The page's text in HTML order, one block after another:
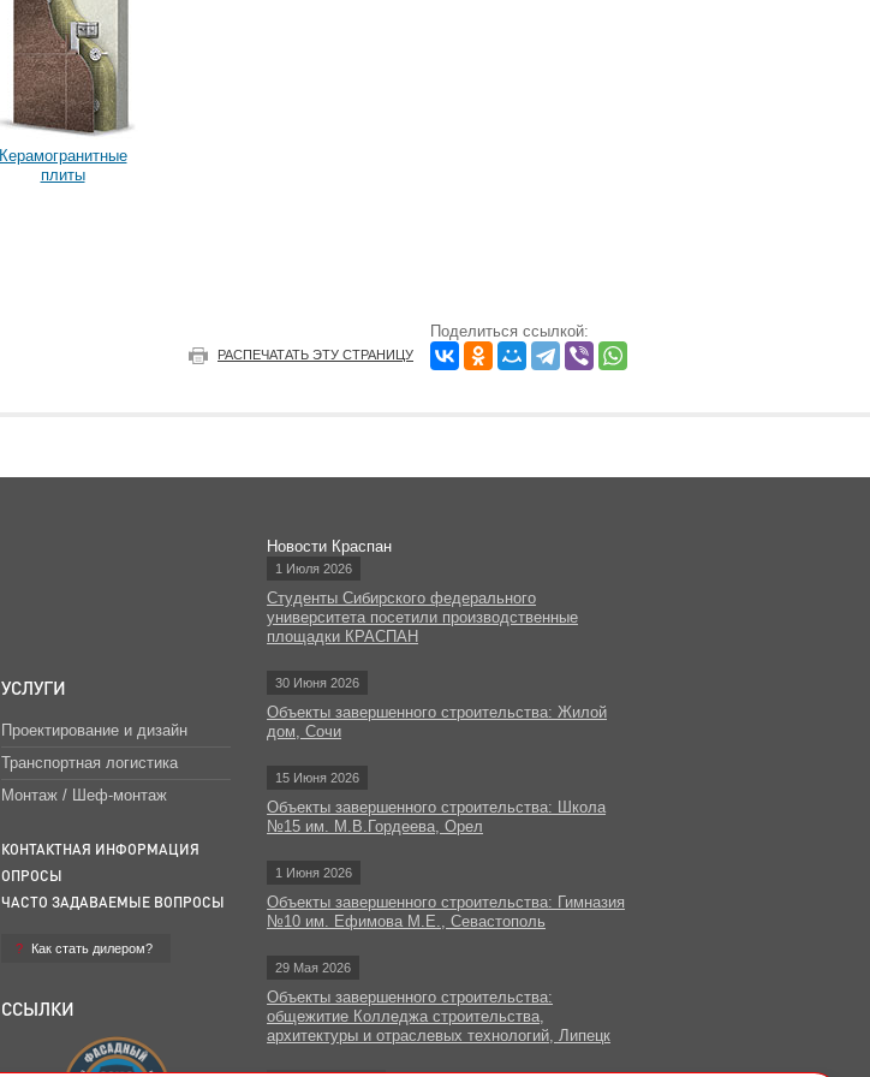
Керамогранитные
плиты
РАСПЕЧАТАТЬ ЭТУ СТРАНИЦУ
Поделиться ссылкой:
УСЛУГИ
Проектирование и дизайн
Транспортная логистика
Монтаж / Шеф-монтаж
КОНТАКТНАЯ ИНФОРМАЦИЯ
ОПРОСЫ
ЧАСТО ЗАДАВАЕМЫЕ ВОПРОСЫ
Как стать дилером?
ССЫЛКИ
Новости Краспан
1 Июля 2026
Студенты Сибирского федерального
университета посетили производственные
площадки КРАСПАН
30 Июня 2026
Объекты завершенного строительства: Жилой
дом, Сочи
15 Июня 2026
Объекты завершенного строительства: Школа
№15 им. М.В.Гордеева, Орел
1 Июня 2026
Объекты завершенного строительства: Гимназия
№10 им. Ефимова М.Е., Севастополь
29 Мая 2026
Объекты завершенного строительства:
общежитие Колледжа строительства,
архитектуры и отраслевых технологий, Липецк